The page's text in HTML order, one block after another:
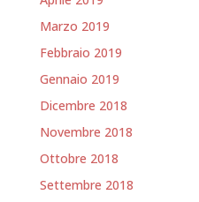
Marzo 2019
Febbraio 2019
Gennaio 2019
Dicembre 2018
Novembre 2018
Ottobre 2018
Settembre 2018